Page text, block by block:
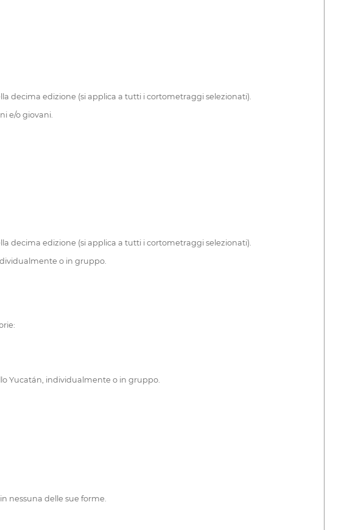
decima edizione (si applica a tutti i cortometraggi selezionati).
e/o giovani.
decima edizione (si applica a tutti i cortometraggi selezionati).
o in gruppo.
Yucatán, individualmente o in gruppo.
nessuna delle sue forme.